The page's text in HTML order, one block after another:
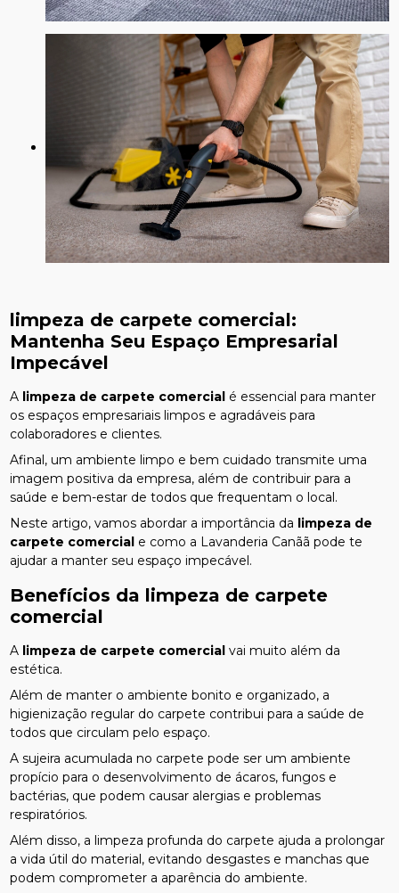
limpeza de carpete comercial:
Mantenha Seu Espaço Empresarial
Impecável
A limpeza de carpete comercial é essencial para manter
os espaços empresariais limpos e agradáveis para
colaboradores e clientes.
Afinal, um ambiente limpo e bem cuidado transmite uma
imagem positiva da empresa, além de contribuir para a
saúde e bem-estar de todos que frequentam o local.
Neste artigo, vamos abordar a importância da limpeza de
carpete comercial e como a Lavanderia Canãã pode te
ajudar a manter seu espaço impecável.
Benefícios da limpeza de carpete
comercial
A limpeza de carpete comercial vai muito além da
estética.
Além de manter o ambiente bonito e organizado, a
higienização regular do carpete contribui para a saúde de
todos que circulam pelo espaço.
A sujeira acumulada no carpete pode ser um ambiente
propício para o desenvolvimento de ácaros, fungos e
bactérias, que podem causar alergias e problemas
respiratórios.
Além disso, a limpeza profunda do carpete ajuda a prolongar
a vida útil do material, evitando desgastes e manchas que
podem comprometer a aparência do ambiente.